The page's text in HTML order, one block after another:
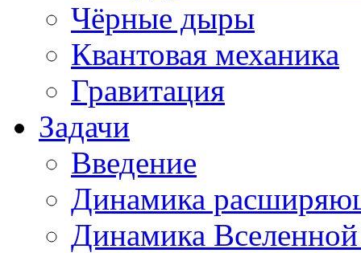
Чёрные дыры
Квантовая механика
Гравитация
Задачи
Введение
Динамика
Динамика